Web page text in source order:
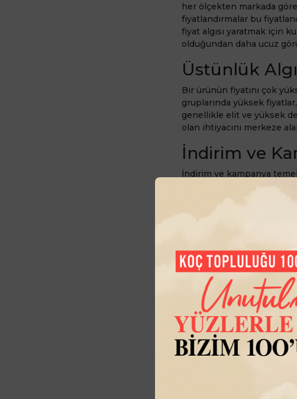
her ölçekten markada
fiyatlandırmalar bu
fiyat algısı yaratmak için
olduğundan daha ucuz
Üstünlük
Bir ürünün fiyatını çok
gruplarında yüksek
genellikle elit ve yüksek
olan ihtiyacını merkeze
İndirim ve
İndirim ve kampanya
olarak belirlendiğinde
bulundurarak o ürünü
hitap eder ve tüketicinin
Paketleme
Paket fiyatlandırma
tüketiciler birbirleriyle
şampuan çoğu zaman
fiyatlandırmadan daha
olduğu için aldığı
Psikolojik
Kullanılır?
Sıkça tercih edilen satış
ticaret ve hizmet sektörü